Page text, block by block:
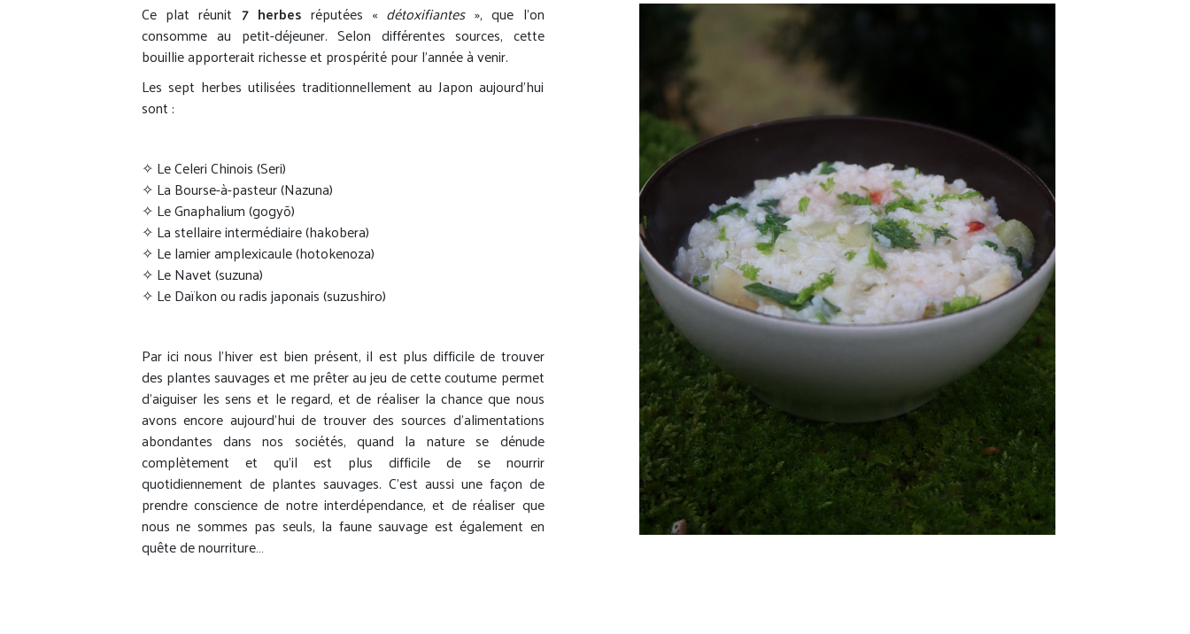
Ce plat réunit 7 herbes réputées « détoxifiantes», que l’on
consomme au petit-déjeuner. Selon différentes sources, cette
bouillie apporterait richesse et prospérité pour l’année à venir.
Les sept herbes utilisées traditionnellement au Japon aujourd’hui
sont :
✧ Le Celeri Chinois (Seri)
✧ La Bourse-à-pasteur (Nazuna)
✧ Le Gnaphalium (gogyō)
✧ La stellaire intermédiaire (hakobera)
✧ Le lamier amplexicaule (hotokenoza)
✧ Le Navet (suzuna)
✧ Le Daïkon ou radis japonais (suzushiro)
Par ici nous l’hiver est bien présent, il est plus difficile de trouver
des plantes sauvages et me prêter au jeu de cette coutume permet
d’aiguiser les sens et le regard, et de réaliser la chance que nous
avons encore aujourd’hui de trouver des sources d’alimentations
abondantes dans nos sociétés, quand la nature se dénude
complètement et qu’il est plus difficile de se nourrir
quotidiennement de plantes sauvages. C’est aussi une façon de
prendre conscience de notre interdépendance, et de réaliser que
nous ne sommes pas seuls, la faune sauvage est également en
quête de nourriture…